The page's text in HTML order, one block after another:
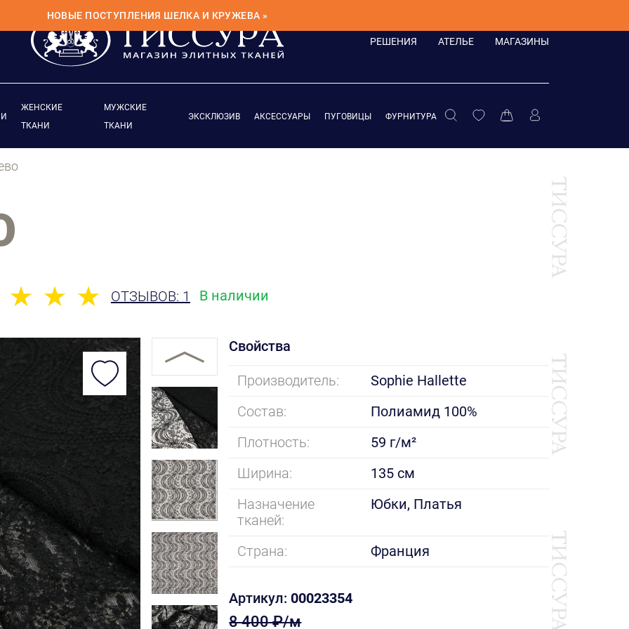
НОВЫЕ ПОСТУПЛЕНИЯ ШЕЛКА И КРУЖЕВА »
РЕШЕНИЯ АТЕЛЬЕ МАГАЗИНЫ
ЖЕНСКИЕ
ТКАНИ
МУЖСКИЕ
ТКАНИ
ЭКСКЛЮЗИВ АКСЕССУАРЫ ПУГОВИЦЫ ФУРНИТУРА
ОТЗЫВОВ: 1 В наличии
Свойства
Производитель:
Sophie Hallette
Состав:
Полиамид 100%
Плотность:
59 г/м²
Ширина:
135 см
Назначение
тканей:
Юбки, Платья
Страна: Франция
Артикул: 00023354
8 400 ₽/м